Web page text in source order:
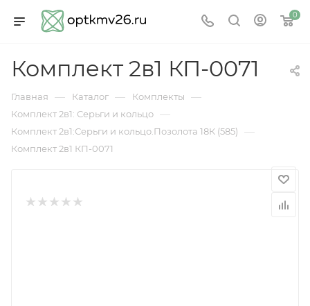
0
Комплект 2в1 КП-0071
Главная — Каталог — Комплекты —
Комплект 2в1: Серьги и кольцо —
Комплект 2в1:Серьги и кольцо.Позолота 18К (585) —
Комплект 2в1 КП-0071